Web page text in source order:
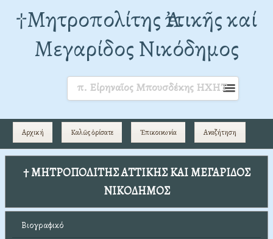
†Mητροπολίτης Ἀττικῆς καί
Μεγαρίδος Νικόδημος
π. Εἰρηναῖος Μπουσδέκης ΗΧΗΤ
Αρχική Καλῶς ὁρίσατε Ἐπικοινωνία Αναζήτηση
† ΜΗΤΡΟΠΟΛΙΤΗΣ ΑΤΤΙΚΗΣ ΚΑΙ ΜΕΓΑΡΙΔΟΣ
ΝΙΚΟΔΗΜΟΣ
Βιογραφικό